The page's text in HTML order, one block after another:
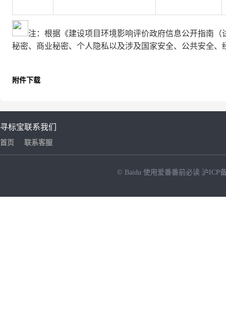
注：根据《建设项目环境影响评价政府信息公开指南
秘密、商业秘密、个人隐私以及涉及国家安全、公共安全、
附件下载
寻标宝
首页
联系我们
联系客服
© Baidu 使用爱番番前必读 沪ICP